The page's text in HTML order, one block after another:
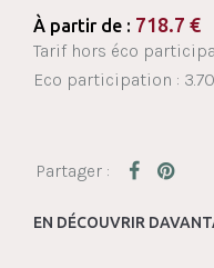
À partir de : 718.7 €
Tarif hors éco
Eco participation :
EN DÉCOUVRIR